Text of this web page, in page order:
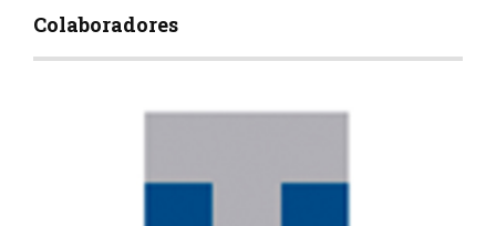
Colaboradores